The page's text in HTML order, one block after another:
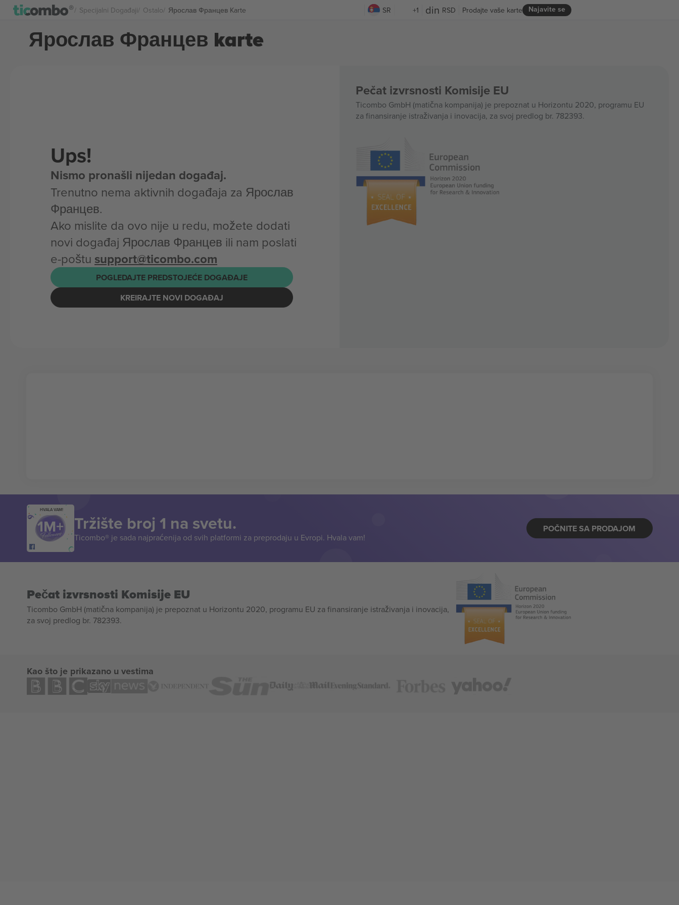
Specijalni Događaji Ostalo Ярослав Францев Karte SR +1 RSD Najavite se
Prodajte vaše karte
Ярослав Францев karte
Ups!
Nismo pronašli nijedan događaj.
Trenutno nema aktivnih događaja za Ярослав
Францев.
Ako mislite da ovo nije u redu, možete dodati
novi događaj Ярослав Францев ili nam poslati
e-poštu support@ticombo.com
POGLEDAJTE PREDSTOJEĆE DOGAĐAJE
KREIRAJTE NOVI DOGAĐAJ
Pečat izvrsnosti Komisije EU
Ticombo GmbH (matična kompanija) je prepoznat u Horizontu 2020, programu EU
za finansiranje istraživanja i inovacija, za svoj predlog br. 782393.
HVALA VAM!
Tržište broj 1 na svetu.
Ticombo® je sada najpraćenija od svih platformi za preprodaju u Evropi. Hvala vam!
POČNITE SA PRODAJOM
Pečat izvrsnosti Komisije EU
Ticombo GmbH (matična kompanija) je prepoznat u Horizontu 2020, programu EU za finansiranje istraživanja i inovacija,
za svoj predlog br. 782393.
Kao što je prikazano u vestima